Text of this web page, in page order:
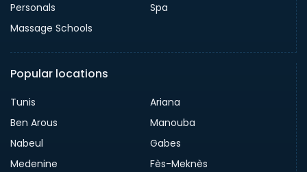
Personals
Spa
Massage Schools
Popular locations
Tunis
Ariana
Ben Arous
Manouba
Nabeul
Gabes
Medenine
Fès-Meknès